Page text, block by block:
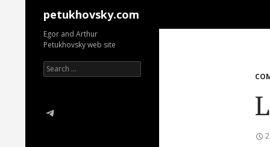
petukhovsky.com
Egor and Arthur
Petukhovsky web site
Search
for:
Telegram